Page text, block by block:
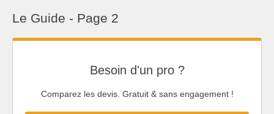
Le Guide - Page 2
Besoin d'un pro ?
Comparez les devis. Gratuit & sans engagement !